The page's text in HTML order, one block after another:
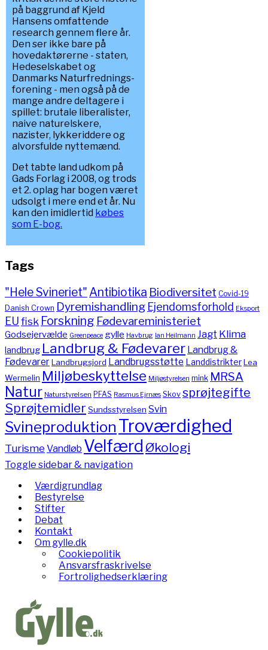
på baggrund af Kjeld
Hansens omfattende
research gennem flere år.
Den ser ikke bare på
hovedaktørerne - staten,
Hedeselskabet og
Danmarks Naturfrednings-
forening - men også på de
mange andre deltagere i
spillet: brutale liberalister,
naive naturelskere,
nazister, lykkeriddere og
alvorsfulde nyttemænd.
Det tabte land udkom på
Gads Forlag i 2008, og trods
et 2. oplag har bogen været
udsolgt i mere end et år. Nu
kan den imidlertid købes
som E-bog.
Tags
"Hele Svineriet" Antibiotika Biodiversitet Covid-19
Danish Crown Dyremishandling Ejendomsforhold Eksport
EUfisk Forskning Fødevareministeriet
Godsejervælde Greenpeace gylle Havbrug Ian Heilmann Jagt Klima
landbrug Landbrug & Fødevarer Landbrug &
FødevarerLandbrugsjord Landbrugsstøtte LanddistrikterLea
Wermelin Miljøbeskyttelse Miljøstyrelsen mink MRSA
Natur Naturstyrelsen PFAS Rasmus Ejrnæs Skov sprøjtegifte
Sprøjtemidler Sundsstyrelsen Svin
Svineproduktion Troværdighed
TurismeVandløb Velfærd Økologi
Toggle sidebar & navigation
Værdigrundlag
Bestyrelse
Stifter
Debat
Kontakt
Om gylle.dk
Cookiepolitik
Ansvarsfraskrivelse
Fortrolighedserklæring